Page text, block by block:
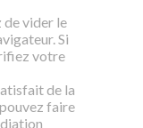
de vider le
Si
votre
de la
faire